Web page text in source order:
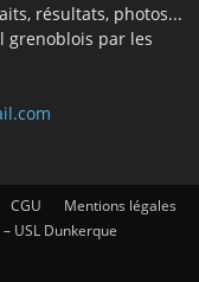
résultats, photos...
grenoblois par les
CGU Mentions légales
– USL Dunkerque